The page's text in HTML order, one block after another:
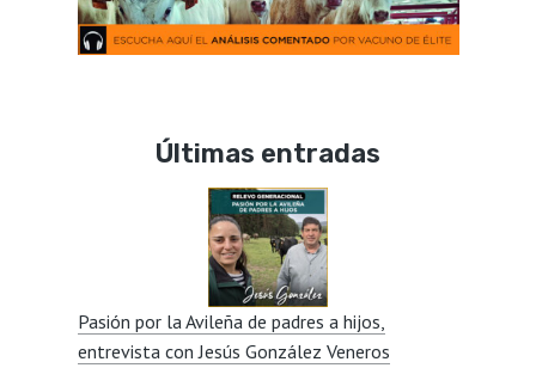
Últimas entradas
Pasión por la Avileña de padres a hijos,
entrevista con Jesús González Veneros